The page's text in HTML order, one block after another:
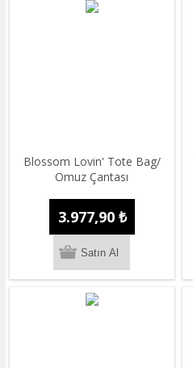
Blossom Lovin' Tote Bag/
Omuz Çantası
3.977,90 ₺